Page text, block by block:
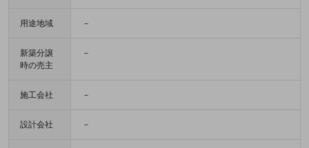
用途地域 －
新築分譲
時の売主
－
施工会社 －
設計会社 －